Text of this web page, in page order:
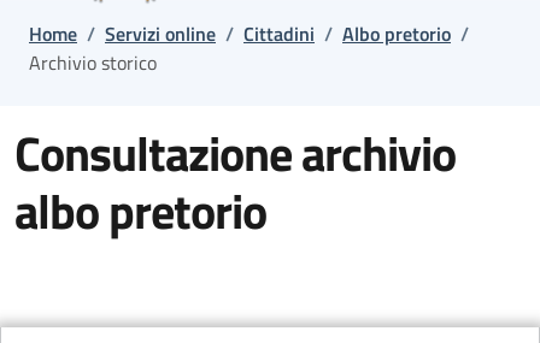
Home / Servizi online / Cittadini / Albo pretorio /
Archivio storico
Consultazione archivio
albo pretorio